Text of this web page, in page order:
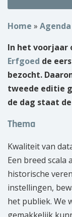
Zoek
naar:
Home » Agenda
In het voorjaar
Erfgoed de
bezocht.
tweede editie
de dag staat
Thema
Kwaliteit van
Een breed scala
historische
instellingen,
het publiek. We